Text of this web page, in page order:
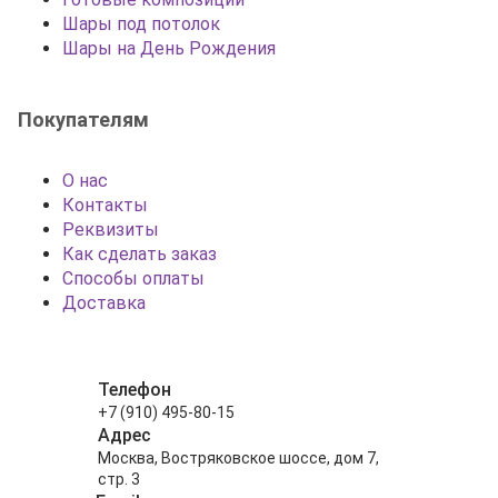
Шары под потолок
Шары на День Рождения
Покупателям
О нас
Контакты
Реквизиты
Как сделать заказ
Способы оплаты
Доставка
Телефон
+7 (910) 495-80-15
Адрес
Москва, Востряковское шоссе, дом 7,
стр. 3